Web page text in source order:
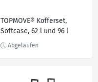
TOPMOVE® Kofferset,
Softcase, 62 l und 96 l